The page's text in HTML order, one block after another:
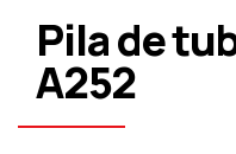
Pila de
A252